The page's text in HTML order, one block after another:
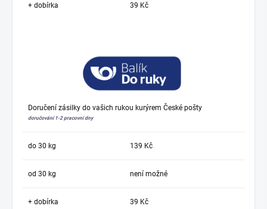
+ dobírka 39 Kč
Doručení zásilky do vašich rukou kurýrem České pošty
doručování 1-2 pracovní dny
do 30 kg 139 Kč
od 30 kg není možné
+ dobírka 39 Kč